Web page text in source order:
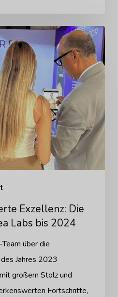
Exzellenz: Die
Labs bis 2024
über die
Jahres 2023
großem Stolz und
Fortschritte,